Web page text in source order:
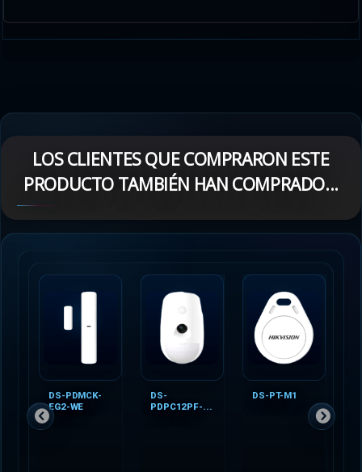
LOS CLIENTES QUE COMPRARON ESTE
PRODUCTO TAMBIÉN HAN COMPRADO...
DS-PDMCK-
EG2-WE
DS-
PDPC12PF-...
DS-PT-M1